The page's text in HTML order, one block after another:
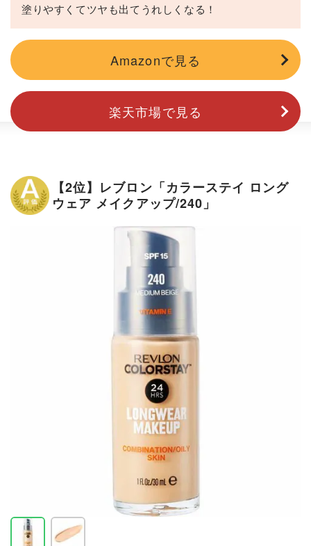
塗りやすくてツヤも出てうれしくなる！
Amazonで見る
楽天市場で見る
【2位】レブロン「カラーステイ ロング
ウェア メイクアップ/240」